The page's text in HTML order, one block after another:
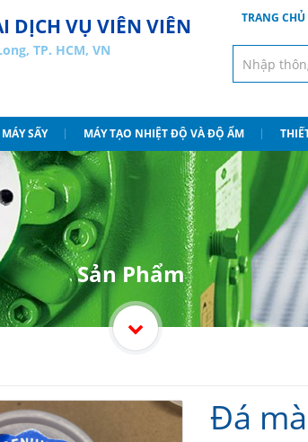
DỊCH VỤ VIÊN VIÊN
TP. HCM, VN
TRANG CHỦ
SẤY MÁY TẠO NHIỆT ĐỘ VÀ ĐỘ ẨM
Sản Phẩm
Đá